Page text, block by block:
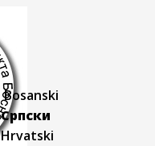
Bosanski
Српски
Hrvatski